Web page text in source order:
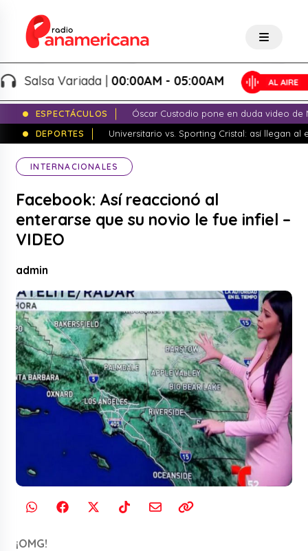
Salsa Variada |00:00AM - 05:00AM
ESPECTÁCULOS
Óscar Custodio pone en duda video de
DEPORTES
Universitario vs. Sporting Cristal: así llegan al
INTERNACIONALES
Facebook: Así reaccionó al
enterarse que su novio le fue infiel –
VIDEO
admin
¡OMG!